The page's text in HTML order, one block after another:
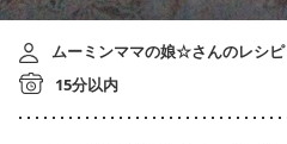
ムーミンママの娘☆さんのレシピ
15分以内